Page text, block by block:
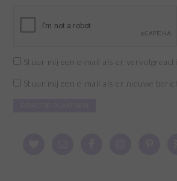
Stuur mij een e-mail als er
Stuur mij een e-mail als er nieuwe